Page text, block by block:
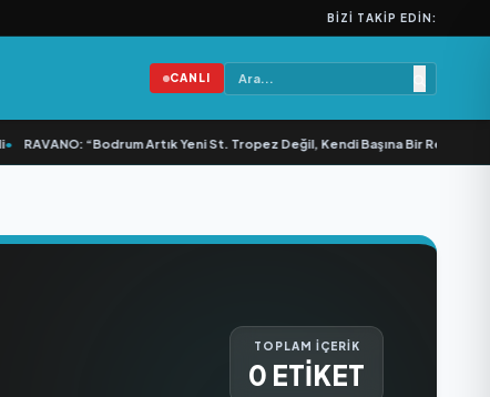
BIZI TAKIP EDIN:
CANLI
RAVANO: “Bodrum Artık Yeni St. Tropez Değil, Kendi Başına Bir Referans”
TOPLAM İÇERİK
0 ETİKET